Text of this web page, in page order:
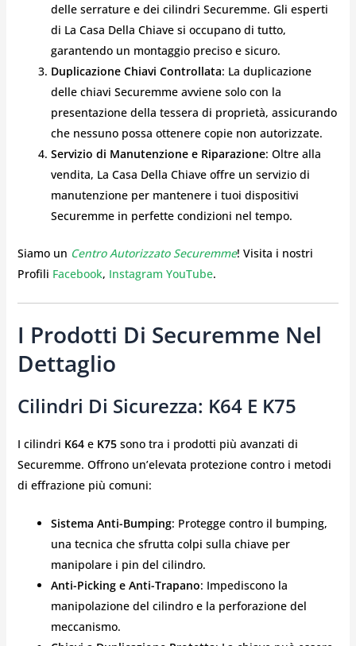
delle serrature e dei cilindri Securemme. Gli esperti
di La Casa Della Chiave si occupano di tutto,
garantendo un montaggio preciso e sicuro.
Duplicazione Chiavi Controllata: La duplicazione
delle chiavi Securemme avviene solo con la
presentazione della tessera di proprietà, assicurando
che nessuno possa ottenere copie non autorizzate.
Servizio di Manutenzione e Riparazione: Oltre alla
vendita, La Casa Della Chiave offre un servizio di
manutenzione per mantenere i tuoi dispositivi
Securemme in perfette condizioni nel tempo.
Siamo un Centro Autorizzato Securemme! Visita i nostri
Profili Facebook, Instagram YouTube.
I Prodotti Di Securemme Nel
Dettaglio
Cilindri Di Sicurezza: K64 E K75
I cilindri K64e K75sono tra i prodotti più avanzati di
Securemme. Offrono un’elevata protezione contro i metodi
di effrazione più comuni:
Sistema Anti-Bumping: Protegge contro il bumping,
una tecnica che sfrutta colpi sulla chiave per
manipolare i pin del cilindro.
Anti-Picking e Anti-Trapano: Impediscono la
manipolazione del cilindro e la perforazione del
meccanismo.